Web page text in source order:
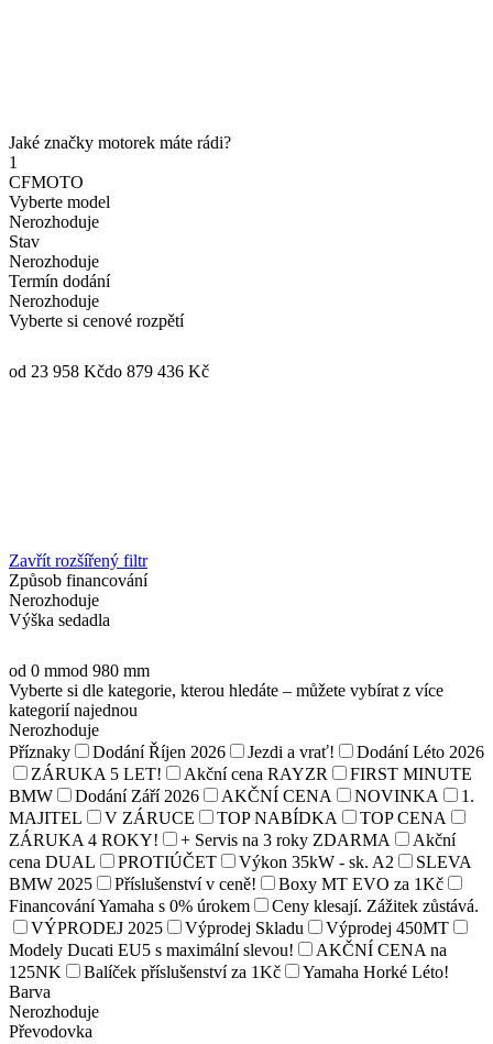
Jaké značky motorek máte rádi?
1
CFMOTO
Vyberte model
Nerozhoduje
Stav
Nerozhoduje
Termín dodání
Nerozhoduje
Vyberte si cenové rozpětí
od 23 958 Kčdo 879 436 Kč
Zavřít rozšířený filtr
Způsob financování
Nerozhoduje
Výška sedadla
od 0 mmod 980 mm
Vyberte si dle kategorie, kterou hledáte – můžete vybírat z více
kategorií najednou
Nerozhoduje
Příznaky
Dodání Říjen 2026 Jezdi a vrať!
Dodání Léto 2026
ZÁRUKA 5 LET!
Akční cena RAYZR
FIRST MINUTE
BMW
Dodání Září 2026 AKČNÍ CENA NOVINKA
1.
MAJITEL
V ZÁRUCE TOP NABÍDKA
TOP CENA
ZÁRUKA 4 ROKY!
+ Servis na 3 roky ZDARMA
Akční
cena DUAL
PROTIÚČET Výkon 35kW - sk. A2
SLEVA
BMW 2025
Příslušenství v ceně!
Boxy MT EVO za 1Kč
Financování Yamaha s 0% úrokem
Ceny klesají. Zážitek zůstává.
VÝPRODEJ 2025
Výprodej Skladu
Výprodej 450MT
Modely Ducati EU5 s maximální slevou!
AKČNÍ CENA na
125NK
Balíček příslušenství za 1Kč
Yamaha Horké Léto!
Barva
Nerozhoduje
Převodovka